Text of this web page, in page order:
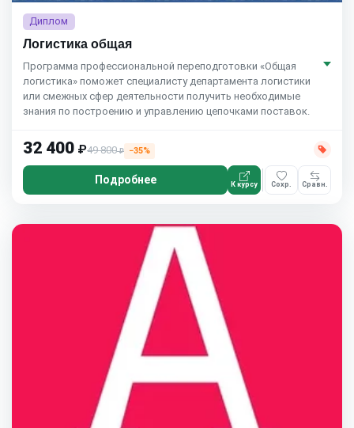
Диплом
Логистика общая
Программа профессиональной переподготовки «Общая
логистика» поможет специалисту департамента логистики
или смежных сфер деятельности получить необходимые
знания по построению и управлению цепочками поставок.
32 400 ₽49 800₽ −35%
Подробнее К курсу Сохр. Сравн.